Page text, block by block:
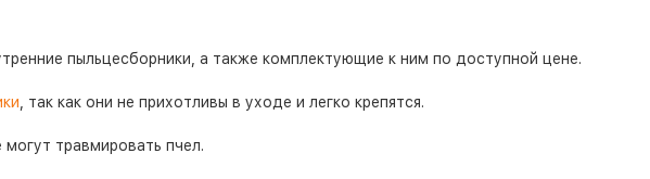
пыльцесборники, а также комплектующие к ним по доступной цене.
, так как они не прихотливы в уходе и легко крепятся.
могут травмировать пчел.